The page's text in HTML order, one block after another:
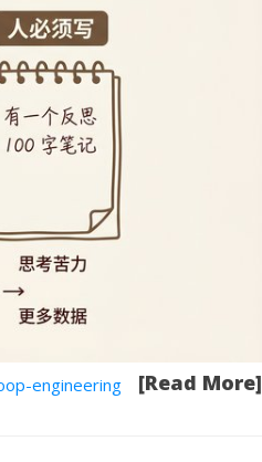
[Read More]
engineering